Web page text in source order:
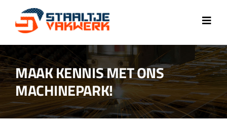
Home
Over ons
MAAK KENNIS MET ONS
MACHINEPARK!